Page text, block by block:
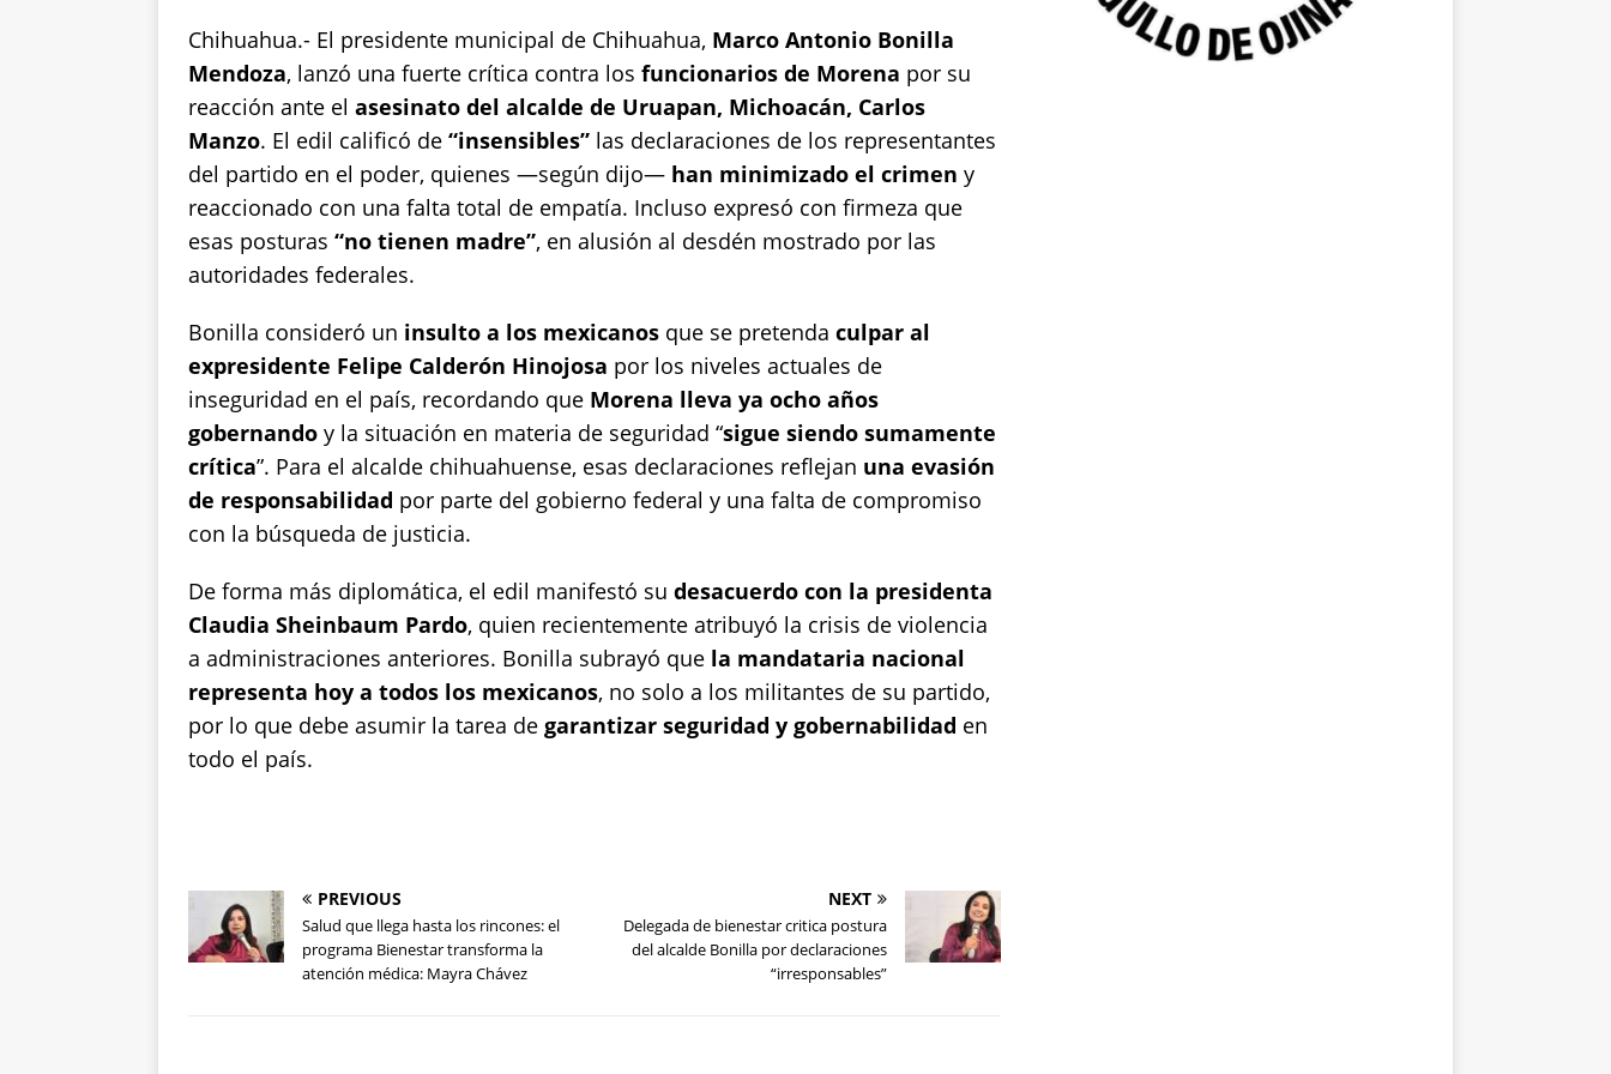
p
p
o
o
k
n
k
Chihuahua.- El presidente municipal de Chihuahua, Marco Antonio Bonilla
Mendoza, lanzó una fuerte crítica contra los funcionarios de Morena por su
reacción ante el asesinato del alcalde de Uruapan, Michoacán, Carlos
Manzo. El edil calificó de “insensibles” las declaraciones de los representantes
del partido en el poder, quienes —según dijo— han minimizado el crimen y
reaccionado con una falta total de empatía. Incluso expresó con firmeza que
esas posturas “no tienen madre”, en alusión al desdén mostrado por las
autoridades federales.
Bonilla consideró un insulto a los mexicanos que se pretenda culpar al
expresidente Felipe Calderón Hinojosa por los niveles actuales de
inseguridad en el país, recordando que Morena lleva ya ocho años
gobernando y la situación en materia de seguridad “sigue siendo sumamente
crítica”. Para el alcalde chihuahuense, esas declaraciones reflejan una evasión
de responsabilidad por parte del gobierno federal y una falta de compromiso
con la búsqueda de justicia.
De forma más diplomática, el edil manifestó su desacuerdo con la presidenta
Claudia Sheinbaum Pardo, quien recientemente atribuyó la crisis de violencia
a administraciones anteriores. Bonilla subrayó que la mandataria nacional
representa hoy a todos los mexicanos, no solo a los militantes de su partido,
por lo que debe asumir la tarea de garantizar seguridad y gobernabilidad en
todo el país.
PREVIOUS
Salud que llega hasta los rincones: el
programa Bienestar transforma la
atención médica: Mayra Chávez
NEXT
Delegada de bienestar critica postura
del alcalde Bonilla por declaraciones
“irresponsables”